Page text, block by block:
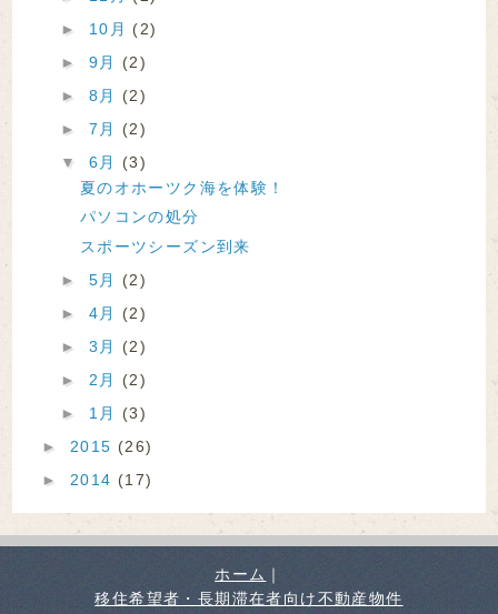
► 10月 (2)
► 9月 (2)
► 8月 (2)
► 7月 (2)
▼ 6月 (3)
夏のオホーツク海を体験！
パソコンの処分
スポーツシーズン到来
► 5月 (2)
► 4月 (2)
► 3月 (2)
► 2月 (2)
► 1月 (3)
► 2015 (26)
► 2014 (17)
ホーム ｜
移住希望者・長期滞在者向け不動産物件